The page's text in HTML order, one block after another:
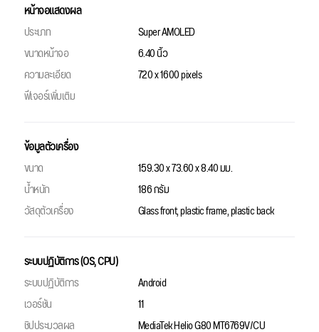
หน้าจอแสดงผล
ประเภท
Super AMOLED
ขนาดหน้าจอ
6.40 นิ้ว
ความละเอียด
720 x 1600 pixels
ฟีเจอร์เพิ่มเติม
ข้อมูลตัวเครื่อง
ขนาด
159.30 x 73.60 x 8.40 มม.
น้ำหนัก
186 กรัม
วัสดุตัวเครื่อง
Glass front, plastic frame, plastic back
ระบบปฏิบัติการ (OS, CPU)
ระบบปฏิบัติการ
Android
เวอร์ชัน
11
ชิปประมวลผล
MediaTek Helio G80 MT6769V/CU